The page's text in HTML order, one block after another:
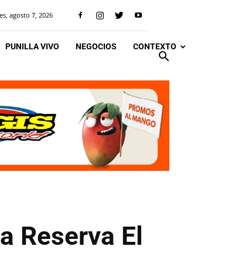
agosto 7, 2026
PUNILLA VIVO NEGOCIOS CONTEXTO
Reserva El